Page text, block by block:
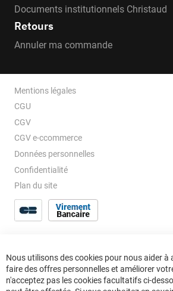
Documents institutionnels Christaud
Retours
Annuler ma commande
Mentions légales
CGU
CGV
CGV e-ccommerce
Données personnelles
Confidentialité
Plan du site
Nous utilisons des cookies pour nous aider à
faire des offres personnelles et améliorer
n'acceptez pas les cookies facultatifs ci-